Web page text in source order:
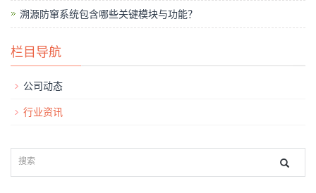
溯源防窜系统包含哪些关键模块与功能？
栏目导航
公司动态
行业资讯